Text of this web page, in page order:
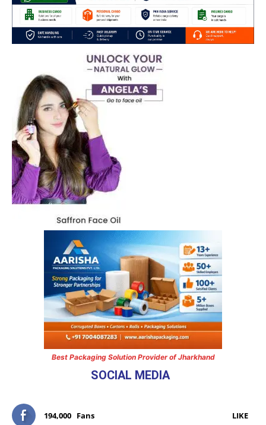
Best Packaging Solution Provider of Jharkhand
SOCIAL MEDIA
194,000 Fans LIKE